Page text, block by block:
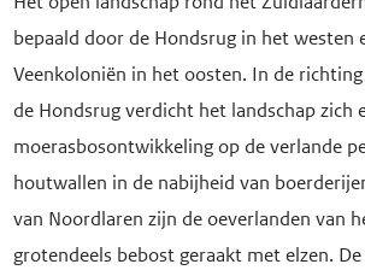
bepaald door de Hondsrug in het westen
Veenkoloniën in het oosten. In de
de Hondsrug verdicht het landschap zich
moerasbosontwikkeling op de verlande
houtwallen in de nabijheid van
van Noordlaren zijn de oeverlanden van
grotendeels bebost geraakt met elzen.